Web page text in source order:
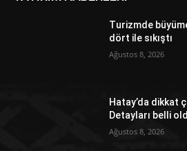
Turizmde
dört ile sıkıştı
Ağustos 8, 2026
Hatay’da dikkat
Detayları belli
Ağustos 8, 2026